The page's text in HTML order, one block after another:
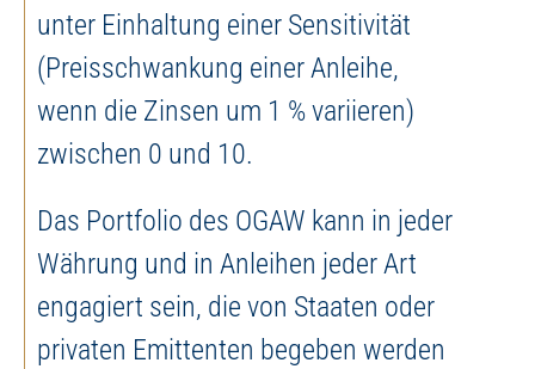
unter Einhaltung einer Sensitivität
(Preisschwankung einer Anleihe,
wenn die Zinsen um 1 % variieren)
zwischen 0 und 10.
Das Portfolio des OGAW kann in jeder
Währung und in Anleihen jeder Art
engagiert sein, die von Staaten oder
privaten Emittenten begeben werden